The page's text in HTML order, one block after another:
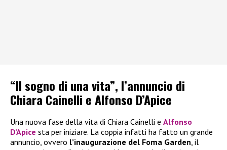
“Il sogno di una vita”, l’annuncio di
Chiara Cainelli e Alfonso D’Apice
Una nuova fase della vita di Chiara Cainelli e Alfonso
D’Apice sta per iniziare. La coppia infatti ha fatto un grande
annuncio, ovvero l’inaugurazione del Foma Garden , il